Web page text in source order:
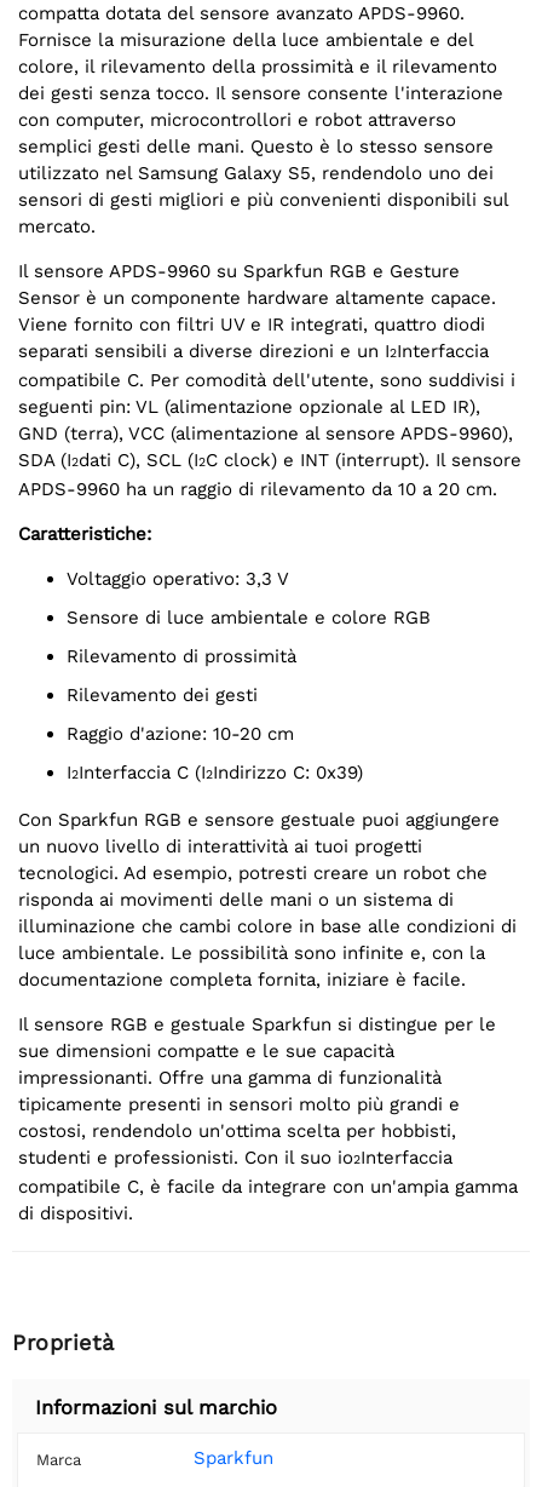
compatta dotata del sensore avanzato APDS-9960.
Fornisce la misurazione della luce ambientale e del
colore, il rilevamento della prossimità e il rilevamento
dei gesti senza tocco. Il sensore consente l'interazione
con computer, microcontrollori e robot attraverso
semplici gesti delle mani. Questo è lo stesso sensore
utilizzato nel Samsung Galaxy S5, rendendolo uno dei
sensori di gesti migliori e più convenienti disponibili sul
mercato.
Il sensore APDS-9960 su Sparkfun RGB e Gesture
Sensor è un componente hardware altamente capace.
Viene fornito con filtri UV e IR integrati, quattro diodi
separati sensibili a diverse direzioni e un I2Interfaccia
compatibile C. Per comodità dell'utente, sono suddivisi i
seguenti pin: VL (alimentazione opzionale al LED IR),
GND (terra), VCC (alimentazione al sensore APDS-9960),
SDA (I2dati C), SCL (I2C clock) e INT (interrupt). Il sensore
APDS-9960 ha un raggio di rilevamento da 10 a 20 cm.
Caratteristiche:
Voltaggio operativo: 3,3 V
Sensore di luce ambientale e colore RGB
Rilevamento di prossimità
Rilevamento dei gesti
Raggio d'azione: 10-20 cm
I2Interfaccia C (I2Indirizzo C: 0x39)
Con Sparkfun RGB e sensore gestuale puoi aggiungere
un nuovo livello di interattività ai tuoi progetti
tecnologici. Ad esempio, potresti creare un robot che
risponda ai movimenti delle mani o un sistema di
illuminazione che cambi colore in base alle condizioni di
luce ambientale. Le possibilità sono infinite e, con la
documentazione completa fornita, iniziare è facile.
Il sensore RGB e gestuale Sparkfun si distingue per le
sue dimensioni compatte e le sue capacità
impressionanti. Offre una gamma di funzionalità
tipicamente presenti in sensori molto più grandi e
costosi, rendendolo un'ottima scelta per hobbisti,
studenti e professionisti. Con il suo io2Interfaccia
compatibile C, è facile da integrare con un'ampia gamma
di dispositivi.
Proprietà
Informazioni sul marchio
Marca Sparkfun